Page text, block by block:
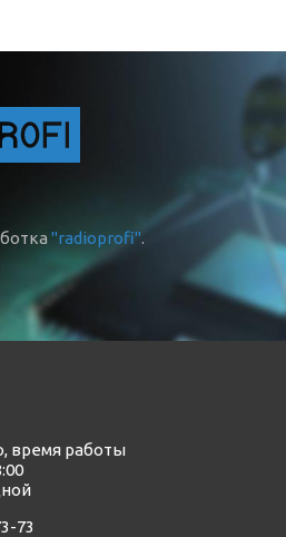
"radioprofi".
, время работы
73